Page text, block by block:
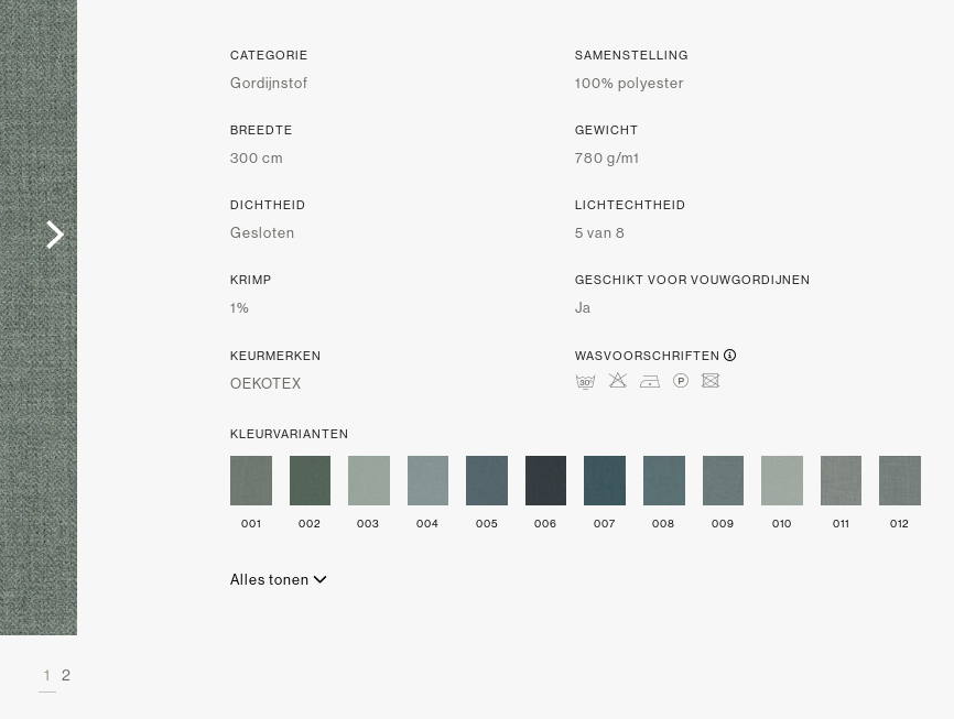
1 2
CATEGORIE
Gordijnstof
SAMENSTELLING
100% polyester
BREEDTE
300 cm
GEWICHT
780 g/m1
DICHTHEID
Gesloten
LICHTECHTHEID
5 van 8
KRIMP
1%
GESCHIKT VOOR VOUWGORDIJNEN
Ja
KEURMERKEN
OEKOTEX
WASVOORSCHRIFTEN
mHDLU
KLEURVARIANTEN
001 002 003 004 005 006 007 008 009 010 011 012
Alles tonen